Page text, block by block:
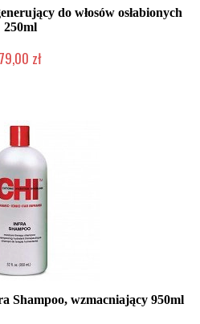
do włosów osłabionych
250ml
79,00 zł
Shampoo, wzmacniający 950ml